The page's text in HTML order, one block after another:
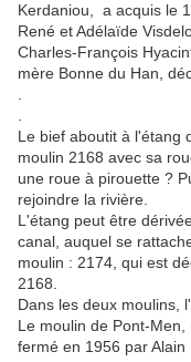
Kerdaniou, a acquis le
René et Adélaïde
Charles-François
mère Bonne du Han,
Le bief aboutit à l'étang
moulin 2168 avec sa
une roue à pirouette ?
rejoindre la rivière.
L'étang peut être
canal, auquel se
moulin : 2174, qui est
2168.
Dans les deux moulins,
Le moulin de Pont-
fermé en 1956 par Alain